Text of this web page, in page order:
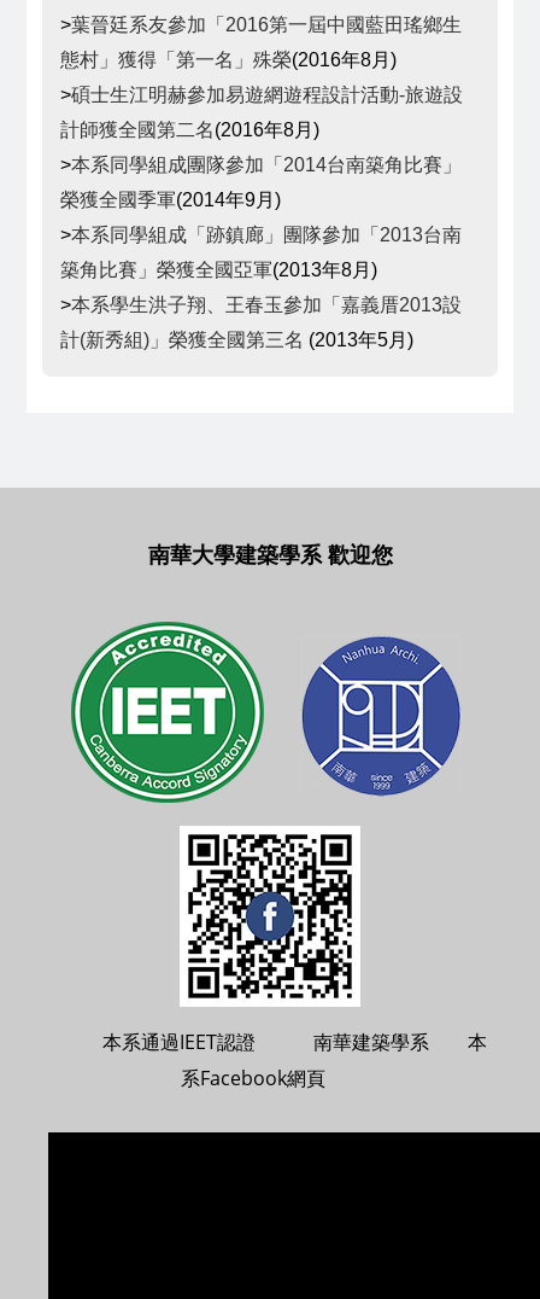
>葉晉廷系友參加「2016第一屆中國藍田瑤鄉生
態村」獲得「第一名」殊榮(2016年8月)
>碩士生江明赫參加易遊網遊程設計活動-旅遊設
計師獲全國第二名(2016年8月)
>本系同學組成團隊參加「2014台南築角比賽」
榮獲全國季軍(2014年9月)
>本系同學組成「跡鎮廊」團隊參加「2013台南
築角比賽」榮獲全國亞軍(2013年8月)
>本系學生洪子翔、王春玉參加「嘉義厝2013設
計(新秀組)」榮獲全國第三名 (2013年5月)
南華大學建築學系 歡迎您
本系通過IEET認證 南華建築學系 本
系Facebook網頁